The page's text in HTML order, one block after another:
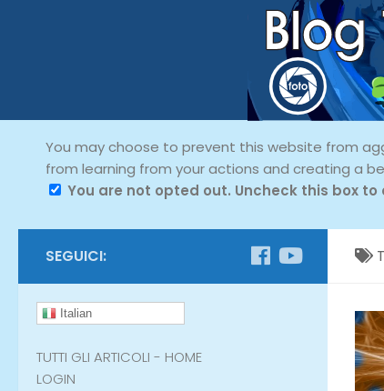
You may choose to prevent this website from
from learning from your actions and creating a
You are not opted out. Uncheck this box
SEGUICI:
Italian
TUTTI GLI ARTICOLI - HOME
LOGIN